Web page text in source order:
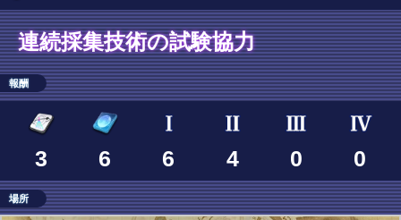
連続採集技術の試験協力
報酬
3 6 6 4 0 0
場所